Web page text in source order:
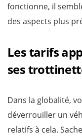
fonctionne, il
des aspects plus
Les tarifs
ses
Dans la globalité,
déverrouiller un
relatifs à cela.